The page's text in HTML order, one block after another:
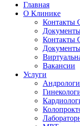
Главная
О Клинике
Контакты
Контакты
Вакансии
Услуги